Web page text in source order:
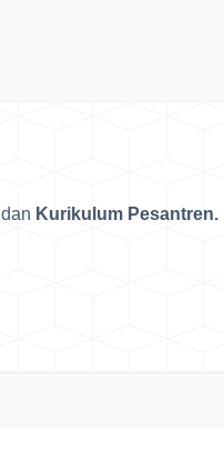
dan Kurikulum Pesantren.